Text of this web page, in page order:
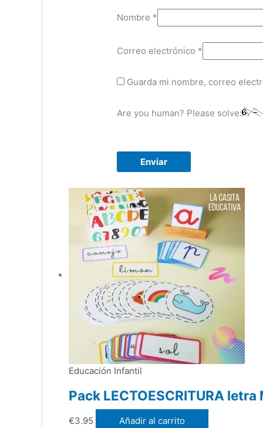
Nombre *
Correo electrónico *
Guarda mi nombre, correo
Are you human? Please solve:
Educación Infantil
Pack LECTOESCRITURA letra
€3.95 Añadir al carrito